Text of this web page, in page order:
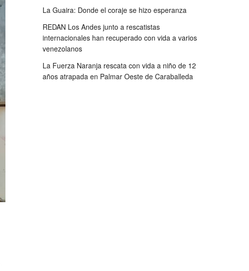
La Guaira: Donde el coraje se hizo esperanza
REDAN Los Andes junto a rescatistas
internacionales han recuperado con vida a varios
venezolanos
La Fuerza Naranja rescata con vida a niño de 12
años atrapada en Palmar Oeste de Caraballeda